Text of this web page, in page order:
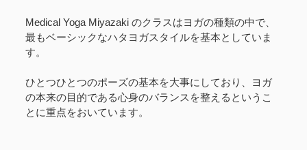
Medical Yoga Miyazaki のクラスはヨガの種類の中で、
最もベーシックなハタヨガスタイルを基本としていま
す。
ひとつひとつのポーズの基本を大事にしており、ヨガ
の本来の目的である心身のバランスを整えるというこ
とに重点をおいています。